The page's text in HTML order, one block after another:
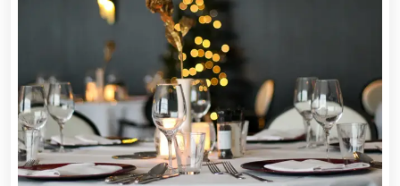
Behalve à la carte kerstdiners, biedt Van der Valk ook andere
opties voor de kerst. U kunt er bijvoorbeeld ook voor kiezen
om te komen genieten van een heerlijk
kerstbrunch . Wilt u kerst graag bij Van der Valk vieren? Bekijk
hier dan het totale kerstaanbod voor een heerlijke kerst!